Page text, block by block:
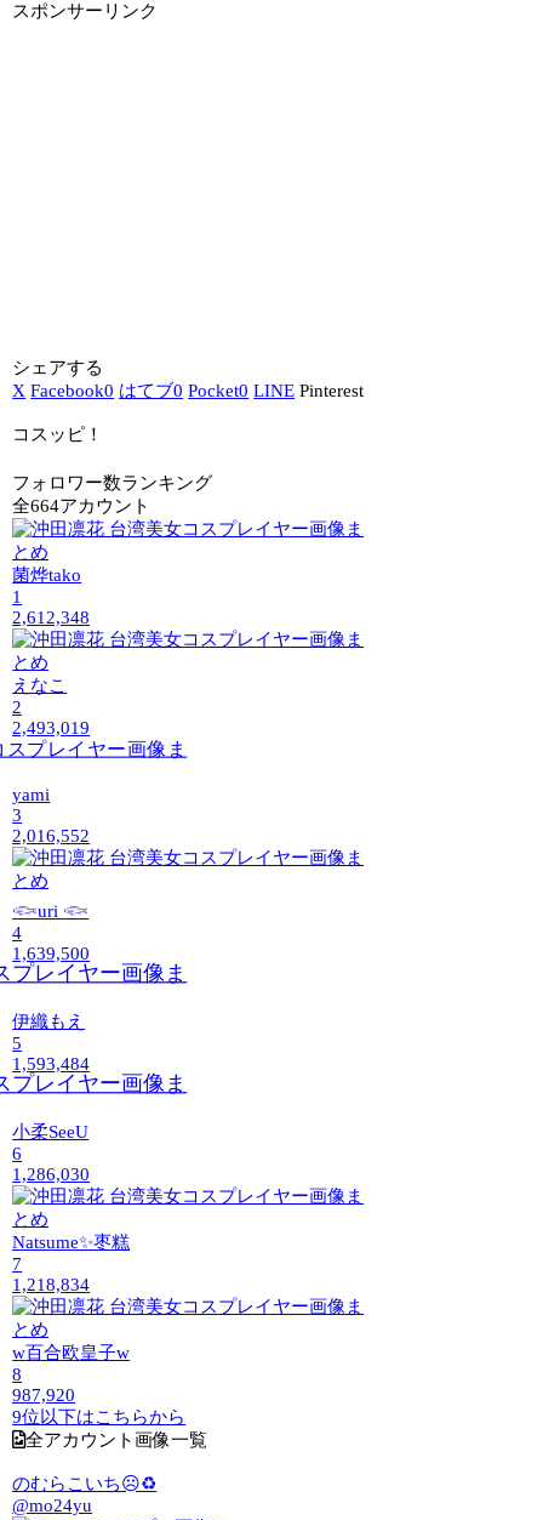
スポンサーリンク
シェアする
X Facebook0 はてブ0 Pocket0 LINE Pinterest
コスッピ！
フォロワー数ランキング
全664アカウント
菌烨tako
1
2,612,348
えなこ
2
2,493,019
yami
3
2,016,552
𓆟uri 𓆟
4
1,639,500
伊織もえ
5
1,593,484
小柔SeeU
6
1,286,030
Natsume✨枣糕
7
1,218,834
w百合欧皇子w
8
987,920
9位以下はこちらから
全アカウント画像一覧
のむらこいち☹️♻️
@mo24yu